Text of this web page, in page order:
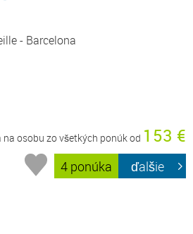
- Barcelona
na osobu zo všetkých ponúk od 153 €
4 ponúka ďalšie